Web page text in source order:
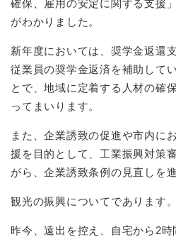
確保、雇用の安定に関する支援
がわかりました。
新年度においては、奨学金返還
従業員の奨学金返済を補助して
とで、地域に定着する人材の確
ってまいります。
また、企業誘致の促進や市内に
援を目的として、工業振興対策
がら、企業誘致条例の見直しを
観光の振興についてであります。
昨今、遠出を控え、自宅から2